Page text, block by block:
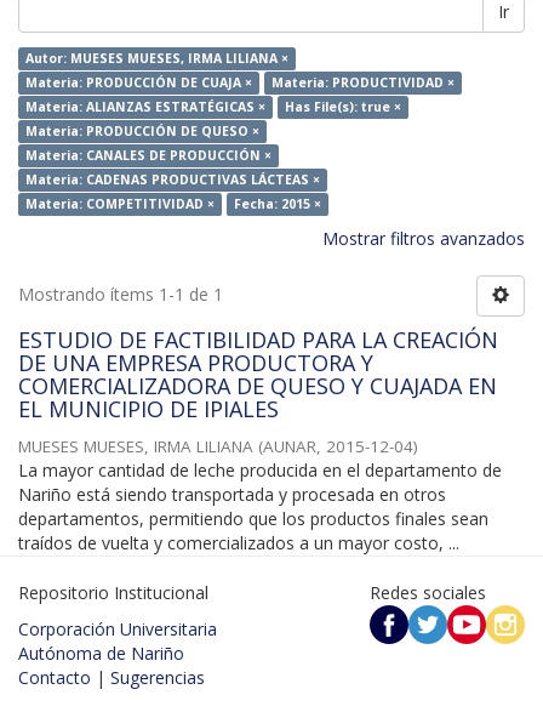
Ir
Autor: MUESES MUESES, IRMA LILIANA ×
Materia: PRODUCCIÓN DE CUAJA ×
Materia: PRODUCTIVIDAD ×
Materia: ALIANZAS ESTRATÉGICAS ×
Has File(s): true ×
Materia: PRODUCCIÓN DE QUESO ×
Materia: CANALES DE PRODUCCIÓN ×
Materia: CADENAS PRODUCTIVAS LÁCTEAS ×
Materia: COMPETITIVIDAD ×
Fecha: 2015 ×
Mostrar filtros avanzados
Mostrando ítems 1-1 de 1
ESTUDIO DE FACTIBILIDAD PARA LA CREACIÓN
DE UNA EMPRESA PRODUCTORA Y
COMERCIALIZADORA DE QUESO Y CUAJADA EN
EL MUNICIPIO DE IPIALES
MUESES MUESES, IRMA LILIANA (AUNAR, 2015-12-04)
La mayor cantidad de leche producida en el departamento de
Nariño está siendo transportada y procesada en otros
departamentos, permitiendo que los productos finales sean
traídos de vuelta y comercializados a un mayor costo, ...
Repositorio Institucional
Corporación Universitaria
Autónoma de Nariño
Contacto | Sugerencias
Redes sociales